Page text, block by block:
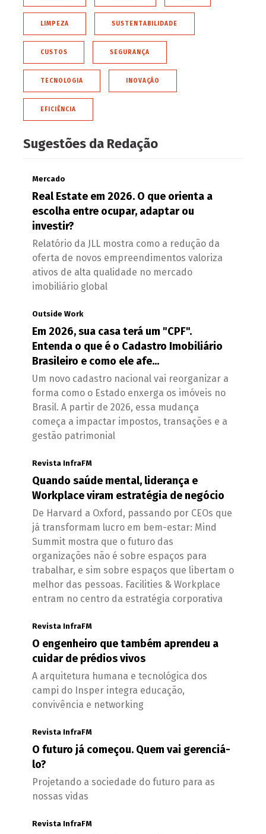
LIMPEZA SUSTENTABILIDADE
CUSTOS SEGURANÇA
TECNOLOGIA INOVAÇÃO
EFICIÊNCIA
Sugestões da Redação
Mercado
Real Estate em 2026. O que orienta a
escolha entre ocupar, adaptar ou
investir?
Relatório da JLL mostra como a redução da
oferta de novos empreendimentos valoriza
ativos de alta qualidade no mercado
imobiliário global
Outside Work
Em 2026, sua casa terá um "CPF".
Entenda o que é o Cadastro Imobiliário
Brasileiro e como ele afe...
Um novo cadastro nacional vai reorganizar a
forma como o Estado enxerga os imóveis no
Brasil. A partir de 2026, essa mudança
começa a impactar impostos, transações e a
gestão patrimonial
Revista InfraFM
Quando saúde mental, liderança e
Workplace viram estratégia de negócio
De Harvard a Oxford, passando por CEOs que
já transformam lucro em bem-estar: Mind
Summit mostra que o futuro das
organizações não é sobre espaços para
trabalhar, e sim sobre espaços que libertam o
melhor das pessoas. Facilities & Workplace
entram no centro da estratégia corporativa
Revista InfraFM
O engenheiro que também aprendeu a
cuidar de prédios vivos
A arquitetura humana e tecnológica dos
campi do Insper integra educação,
convivência e networking
Revista InfraFM
O futuro já começou. Quem vai gerenciá-
lo?
Projetando a sociedade do futuro para as
nossas vidas
Revista InfraFM